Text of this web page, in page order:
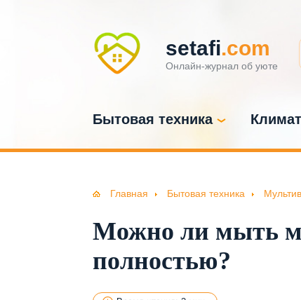
setafi.com
Онлайн-журнал об уюте
Бытовая техника
Главная Бытовая техника
Можно ли мыть
полностью?